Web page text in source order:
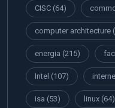
CISC (64)
computer architecture
energia (215)
Intel (107)
isa (53) linux (64)